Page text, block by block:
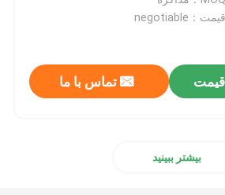
قیمت：negotiable
قیمت تماس با ما
بیشتر ببینید